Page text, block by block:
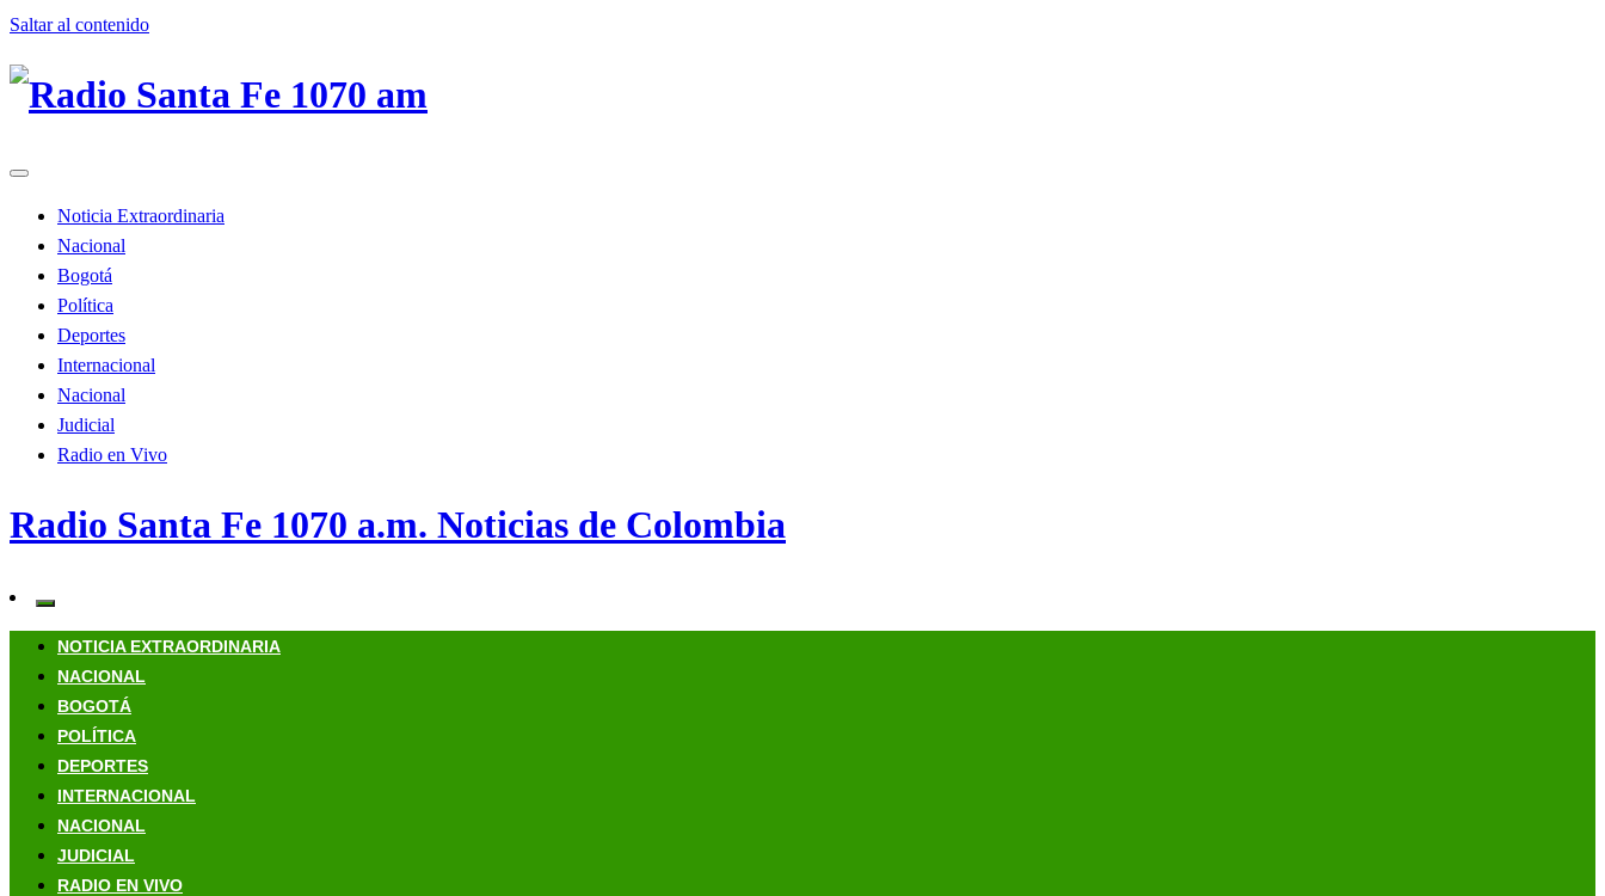
Saltar al contenido
Noticia Extraordinaria
Nacional
Bogotá
Política
Deportes
Internacional
Nacional
Judicial
Radio en Vivo
Radio Santa Fe 1070 a.m. Noticias de Colombia
NOTICIA EXTRAORDINARIA
NACIONAL
BOGOTÁ
POLÍTICA
DEPORTES
INTERNACIONAL
NACIONAL
JUDICIAL
RADIO EN VIVO